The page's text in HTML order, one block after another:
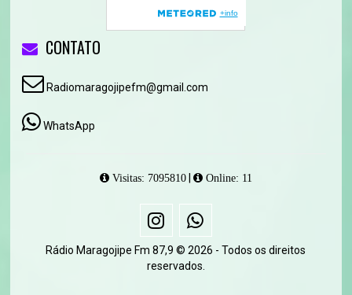
CONTATO
Radiomaragojipefm@gmail.com
WhatsApp
Visitas: 7095810| Online: 11
Rádio Maragojipe Fm 87,9 © 2026 - Todos os direitos
reservados.